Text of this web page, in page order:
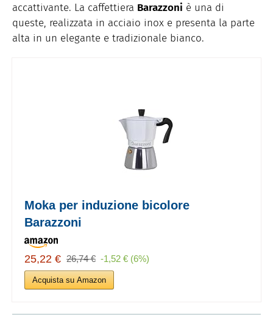
accattivante. La caffettiera Barazzoni è una di
queste, realizzata in acciaio inox e presenta la parte
alta in un elegante e tradizionale bianco.
Moka per induzione bicolore
Barazzoni
25,22 € 26,74 € -1,52 € (6%)
Acquista su Amazon